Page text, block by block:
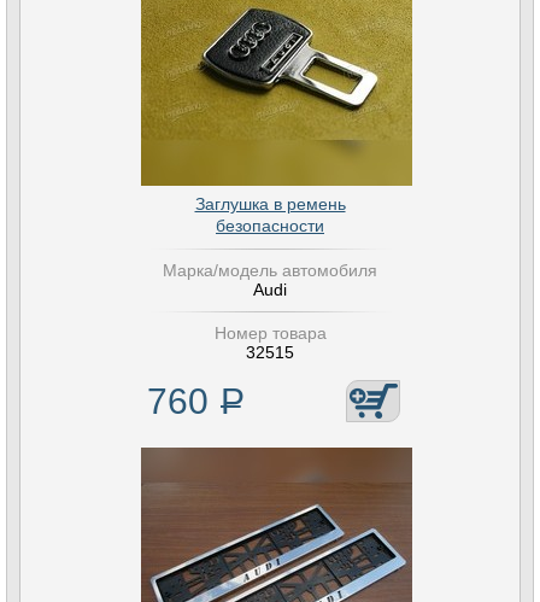
Заглушка в ремень
безопасности
Марка/модель автомобиля
Audi
Номер товара
32515
760 Р